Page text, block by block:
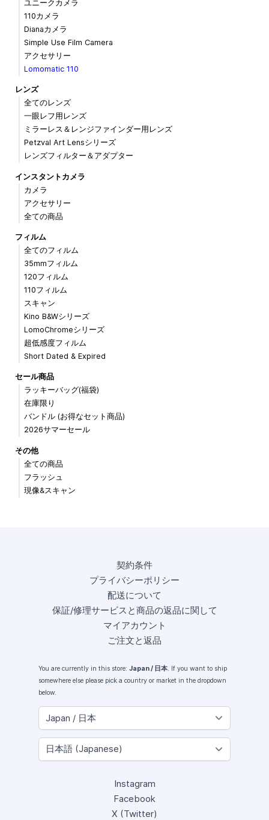
ユニークカメラ
110カメラ
Dianaカメラ
Simple Use Film Camera
アクセサリー
Lomomatic 110
レンズ
全てのレンズ
一眼レフ用レンズ
ミラーレス＆レンジファインダー用レンズ
Petzval Art Lensシリーズ
レンズフィルター＆アダプター
インスタントカメラ
カメラ
アクセサリー
全ての商品
フィルム
全てのフィルム
35mmフィルム
120フィルム
110フィルム
スキャン
Kino B&Wシリーズ
LomoChromeシリーズ
超低感度フィルム
Short Dated & Expired
セール商品
ラッキーバッグ(福袋)
在庫限り
バンドル (お得なセット商品)
2026サマーセール
その他
全ての商品
フラッシュ
現像&スキャン
契約条件
プライバシーポリシー
配送について
保証/修理サービスと商品の返品に関して
マイアカウント
ご注文と返品
You are currently in this store: Japan / 日本. If you want to ship
somewhere else please pick a country or market in the dropdown
below.
Instagram
Facebook
X (Twitter)